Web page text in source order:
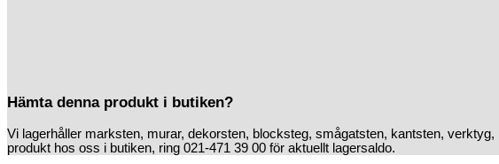
Hämta denna produkt i butiken?
Vi lagerhåller marksten, murar, dekorsten, blocksteg, smågatsten, kantsten,
produkt hos oss i butiken, ring 021-471 39 00 för aktuellt lagersaldo.